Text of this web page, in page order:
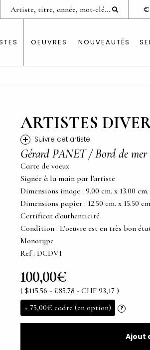
€
OEUVRES NOUVEAUTÉS
ARTISTES
+ Suivre cet artiste
Gérard PANET / Bord de
Carte de voeux
Signée à la main par l'artiste
Dimensions image : 9.00 cm. x 13.00
Dimensions papier : 12.50 cm. x 15.50
Certificat d'authenticité
Condition : L’oeuvre est en très bon
Monotype
Ref : DCDV1
100,00€
( $115.56 - £85.78 - CHF 93,17 )
+ 75,00€ cadre (en option) ?
Ajout